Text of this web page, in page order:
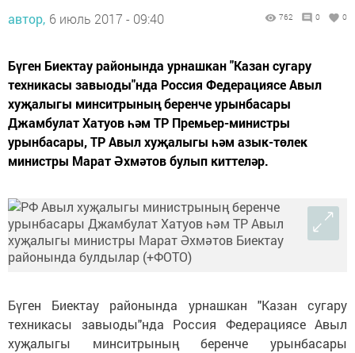
автор, 6 июль 2017 - 09:40 762 0 0
Бүген Биектау районында урнашкан "Казан сугару
техникасы завыоды"нда Россия Федерациясе Авыл
хуҗалыгы минситрының беренче урынбасары
Джамбулат Хатуов һәм ТР Премьер-министры
урынбасары, ТР Авыл хуҗалыгы һәм азык-төлек
министры Марат Әхмәтов булып киттеләр.
Бүген Биектау районында урнашкан "Казан сугару
техникасы завыоды"нда Россия Федерациясе Авыл
хуҗалыгы минситрының беренче урынбасары